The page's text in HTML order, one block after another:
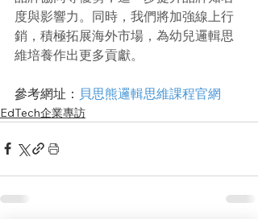
度與影響力。同時，我們將加強線上行
銷，積極拓展海外市場，為幼兒邏輯思
維培養作出更多貢獻。
參考網址： 貝思熊邏輯思維課程官網
EdTech企業專訪